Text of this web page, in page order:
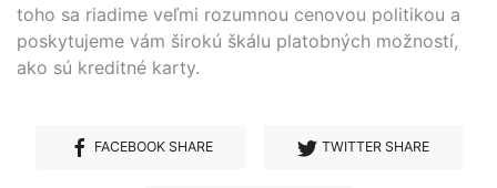
toho sa riadime veľmi rozumnou cenovou politikou a
poskytujeme vám širokú škálu platobných možností,
ako sú kreditné karty.
FACEBOOK SHARE TWITTER SHARE